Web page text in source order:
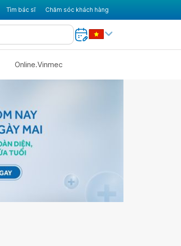
Tìm bác sĩ Chăm sóc khách hàng
Online.Vinmec